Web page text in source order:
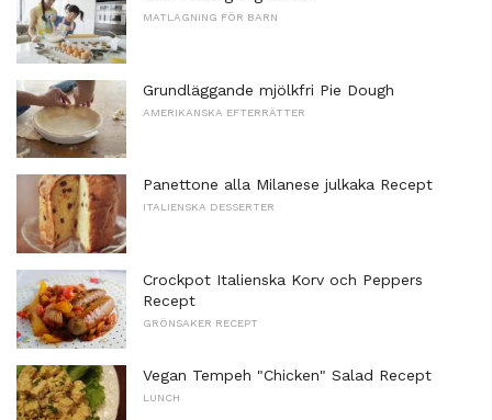
MATLAGNING FÖR BARN
Grundläggande mjölkfri Pie Dough
AMERIKANSKA EFTERRÄTTER
Panettone alla Milanese julkaka Recept
ITALIENSKA DESSERTER
Crockpot Italienska Korv och Peppers
Recept
GRÖNSAKER RECEPT
Vegan Tempeh "Chicken" Salad Recept
LUNCH